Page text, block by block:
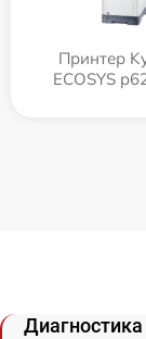
Принтер
ECOSYS
Диагностика